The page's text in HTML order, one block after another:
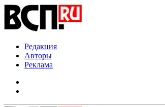
Редакция
Авторы
Реклама